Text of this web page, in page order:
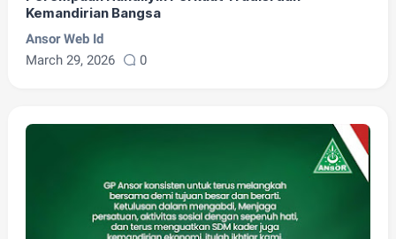
Kemandirian Bangsa
Ansor Web Id
March 29, 2026
0